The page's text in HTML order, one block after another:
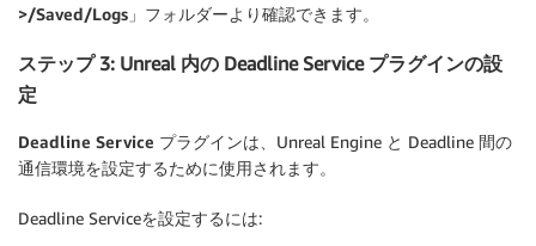
>/Saved/Logs 」フォルダーより確認できます。
ステップ 3: Unreal 内の Deadline Service プラグインの設
定
Deadline Service プラグインは、Unreal Engine と Deadline 間の
通信環境を設定するために使用されます。
Deadline Serviceを設定するには: